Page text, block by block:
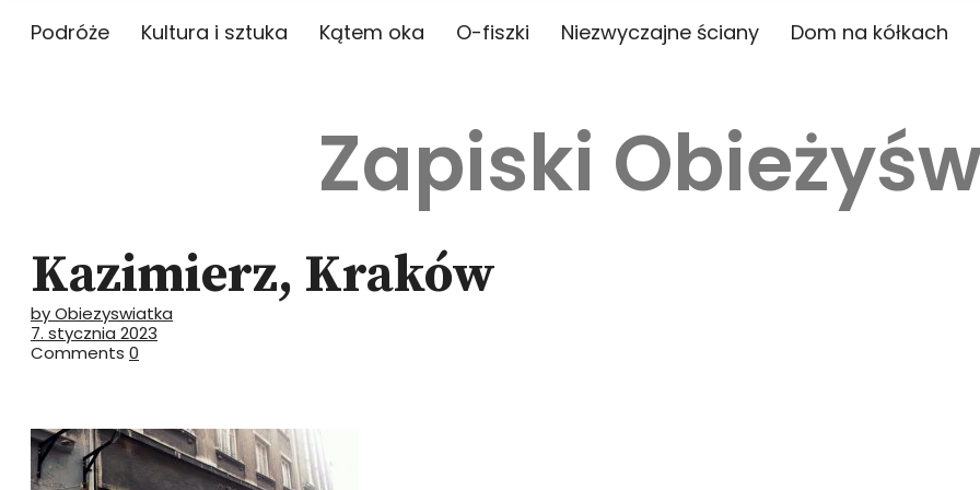
Podróże Kultura i sztuka Kątem oka O-fiszki Niezwyczajne ściany Dom na kółkach
Zapiski
Kazimierz, Kraków
by Obiezyswiatka
7. stycznia 2023
Comments 0